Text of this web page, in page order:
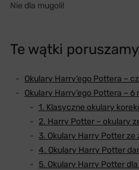
Nie dla mugoli!
Te wątki
Okulary Harry’ego Pottera –
Okulary Harry’ego Pottera –
1. Klasyczne okulary
2. Harry Potter – okulary
3. Okulary Harry Potter ze
4. Okulary Harry Potter
5. Okulary Harry Potter